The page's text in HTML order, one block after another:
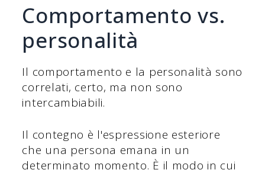
Comportamento vs.
personalità
Il comportamento e la personalità sono
correlati, certo, ma non sono
intercambiabili.
Il contegno è l'espressione esteriore
che una persona emana in un
determinato momento. È il modo in cui